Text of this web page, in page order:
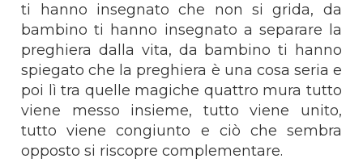
ti hanno insegnato che non si grida, da
bambino ti hanno insegnato a separare la
preghiera dalla vita, da bambino ti hanno
spiegato che la preghiera è una cosa seria e
poi lì tra quelle magiche quattro mura tutto
viene messo insieme, tutto viene unito,
tutto viene congiunto e ciò che sembra
opposto si riscopre complementare.